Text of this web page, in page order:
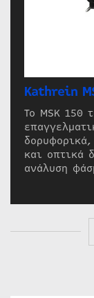
Kathrein
Το MSK 150
και οπτικά
ανάλυση